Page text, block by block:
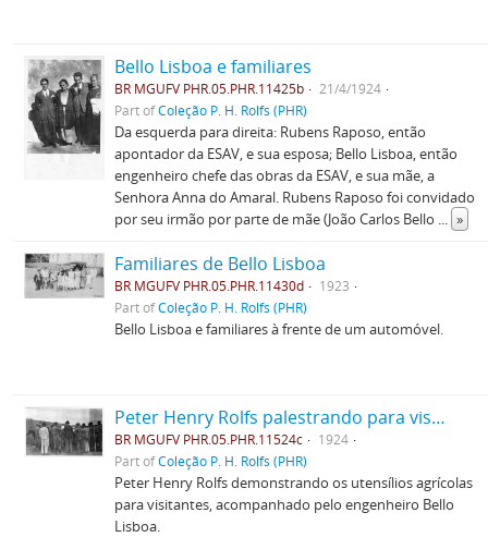
Bello Lisboa e familiares
BR MGUFV PHR.05.PHR.11425b
21/4/1924
Part ofColeção P. H. Rolfs (PHR)
Da esquerda para direita: Rubens Raposo, então
apontador da ESAV, e sua esposa; Bello Lisboa, então
engenheiro chefe das obras da ESAV, e sua mãe, a
Senhora Anna do Amaral. Rubens Raposo foi convidado
por seu irmão por parte de mãe (João Carlos Bello ... »
Familiares de Bello Lisboa
BR MGUFV PHR.05.PHR.11430d
1923
Part ofColeção P. H. Rolfs (PHR)
Bello Lisboa e familiares à frente de um automóvel.
Peter Henry Rolfs palestrando para visitantes
BR MGUFV PHR.05.PHR.11524c
1924
Part ofColeção P. H. Rolfs (PHR)
Peter Henry Rolfs demonstrando os utensílios agrícolas
para visitantes, acompanhado pelo engenheiro Bello
Lisboa.